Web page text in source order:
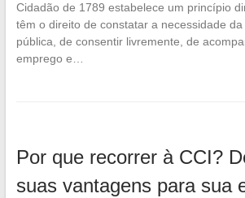
Cidadão de 1789 estabelece um princípio
têm o direito de constatar a necessidade
pública, de consentir livremente, de
emprego e…
Por que recorrer à CCI?
suas vantagens para sua